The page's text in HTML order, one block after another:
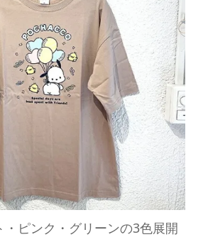
・ピンク・グリーンの3色展開